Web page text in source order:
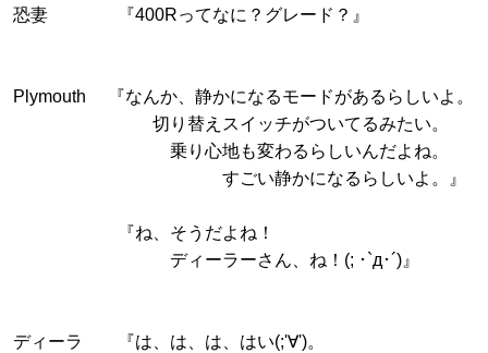
恐妻 『400Rってなに？グレード？』
Plymouth 『なんか、静かになるモードがあるらしいよ。
切り替えスイッチがついてるみたい。
乗り心地も変わるらしいんだよね。
すごい静かになるらしいよ。』
『ね、そうだよね！
ディーラーさん、ね！(; ･`д･´)』
ディーラ 『は、は、は、はい(;'∀')。